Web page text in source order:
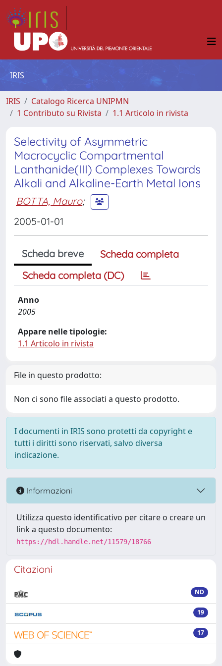
IRIS
IRIS
Catalogo Ricerca UNIPMN
1 Contributo su Rivista
1.1 Articolo in rivista
Selectivity of Asymmetric
Macrocyclic Compartmental
Lanthanide(III) Complexes Towards
Alkali and Alkaline-Earth Metal Ions
BOTTA, Mauro;
2005-01-01
Scheda breve
Scheda completa
Scheda completa (DC)
Anno
2005
Appare nelle tipologie:
1.1 Articolo in rivista
File in questo prodotto:
Non ci sono file associati a questo prodotto.
I documenti in IRIS sono protetti da copyright e
tutti i diritti sono riservati, salvo diversa
indicazione.
Informazioni
Utilizza questo identificativo per citare o creare un
link a questo documento:
https://hdl.handle.net/11579/18766
Citazioni
ND
19
17